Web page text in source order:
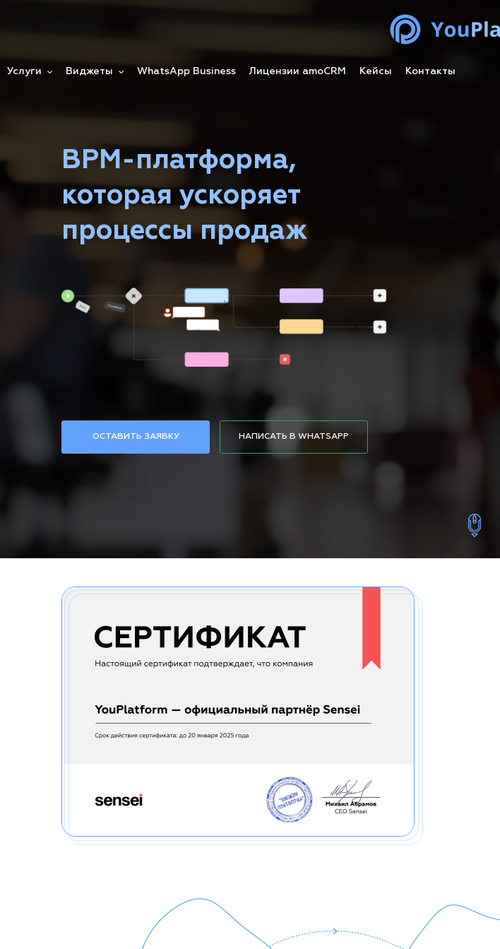
Услуги Виджеты WhatsApp Business Лицензии amoCRM Кейсы Контакты
BPM-платформа,
которая ускоряет
процессы продаж
ОСТАВИТЬ ЗАЯВКУ НАПИСАТЬ В WHATSAPP